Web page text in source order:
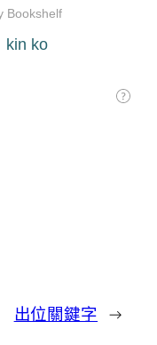
出位關鍵字 →